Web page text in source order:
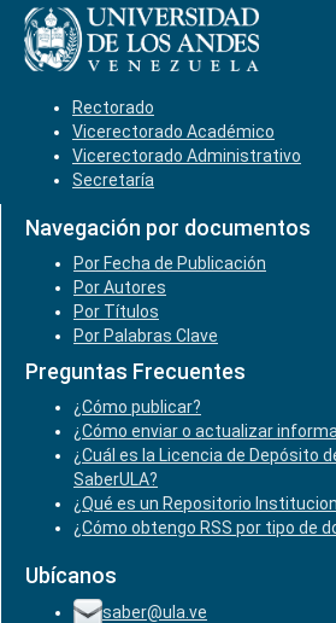
Rectorado
Vicerectorado Académico
Vicerectorado Administrativo
Secretaría
Navegación por documentos
Por Fecha de Publicación
Por Autores
Por Títulos
Por Palabras Clave
Preguntas Frecuentes
¿Cómo publicar?
¿Cómo enviar o actualizar
¿Cuál es la Licencia de Depósito
SaberULA?
¿Qué es un Repositorio
¿Cómo obtengo RSS por tipo de
Ubícanos
saber@ula.ve